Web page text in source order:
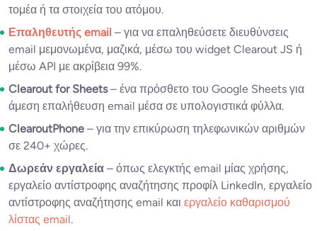
τομέα ή τα στοιχεία του ατόμου.
Επαληθευτής email – για να επαληθεύσετε διευθύνσεις
email μεμονωμένα, μαζικά, μέσω του widget Clearout JS ή
μέσω API με ακρίβεια 99%.
Clearout for Sheets– ένα πρόσθετο του Google Sheets για
άμεση επαλήθευση email μέσα σε υπολογιστικά φύλλα.
ClearoutPhone – για την επικύρωση τηλεφωνικών αριθμών
σε 240+ χώρες.
Δωρεάν εργαλεία – όπως ελεγκτής email μίας χρήσης,
εργαλείο αντίστροφης αναζήτησης προφίλ LinkedIn, εργαλείο
αντίστροφης αναζήτησης email και εργαλείο καθαρισμού
λίστας email.